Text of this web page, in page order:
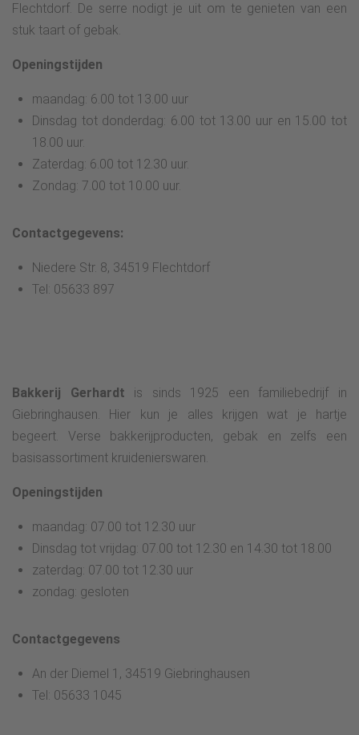
Flechtdorf. De serre nodigt je uit om te genieten van een
stuk taart of gebak.
Openingstijden
maandag: 6.00 tot 13.00 uur
Dinsdag tot donderdag: 6.00 tot 13.00 uur en 15.00 tot
18.00 uur.
Zaterdag: 6.00 tot 12.30 uur.
Zondag: 7.00 tot 10.00 uur.
Contactgegevens:
Niedere Str. 8, 34519 Flechtdorf
Tel: 05633 897
Bakkerij Gerhardt is sinds 1925 een familiebedrijf in
Giebringhausen. Hier kun je alles krijgen wat je hartje
begeert. Verse bakkerijproducten, gebak en zelfs een
basisassortiment kruidenierswaren.
Openingstijden
maandag: 07.00 tot 12.30 uur
Dinsdag tot vrijdag: 07.00 tot 12.30 en 14.30 tot 18.00
zaterdag: 07.00 tot 12.30 uur
zondag: gesloten
Contactgegevens
An der Diemel 1, 34519 Giebringhausen
Tel: 05633 1045